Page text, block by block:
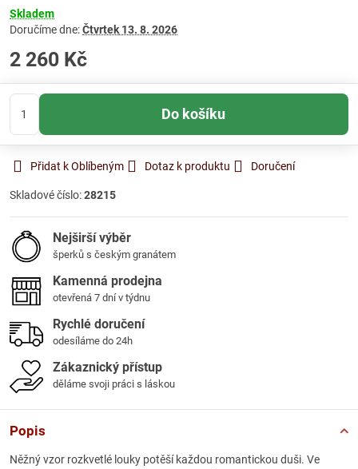
Skladem
Doručíme dne:Čtvrtek 13. 8. 2026
2 260 Kč
Do košíku
Přidat k Oblíbeným Dotaz k produktu Doručení
Skladové číslo:28215
Nejširší výběr
šperků s českým granátem
Kamenná prodejna
otevřená 7 dní v týdnu
Rychlé doručení
odesíláme do 24h
Zákaznický přístup
děláme svoji práci s láskou
Popis
Něžný vzor rozkvetlé louky potěší každou romantickou duši. Ve